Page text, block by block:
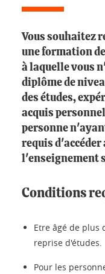
Vous souhaitez
une formation
à laquelle vous
diplôme de
des études,
acquis
personne
requis
l'enseignement
Conditions
Etre âgé de plus
reprise d'études.
Pour les